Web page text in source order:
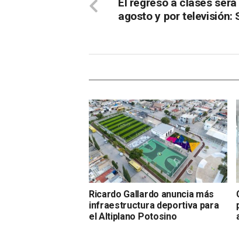
El regreso a clases
agosto y por televisión:
Ricardo Gallardo anuncia más
infraestructura deportiva para
el Altiplano Potosino